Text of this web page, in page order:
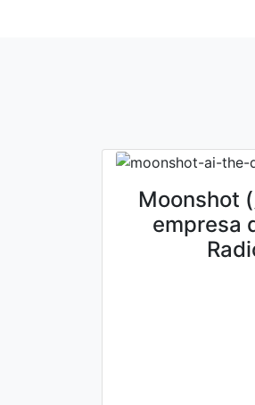
Moonshot
empresa